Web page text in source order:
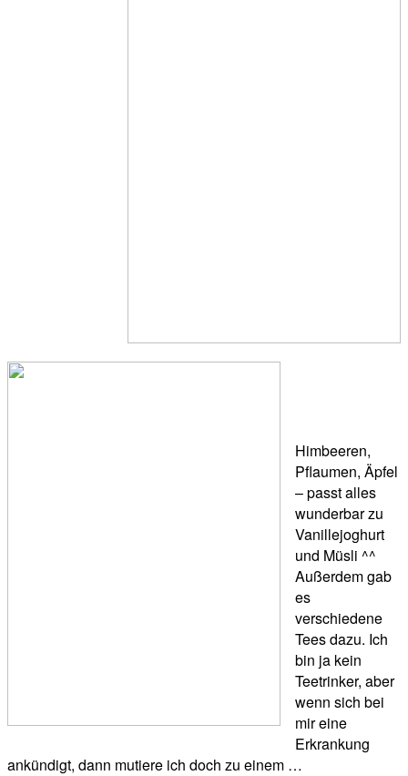
Himbeeren,
Pflaumen, Äpfel
– passt alles
wunderbar zu
Vanillejoghurt
und Müsli ^^
Außerdem gab
es
verschiedene
Tees dazu. Ich
bin ja kein
Teetrinker, aber
wenn sich bei
mir eine
Erkrankung
ankündigt, dann mutiere ich doch zu einem …